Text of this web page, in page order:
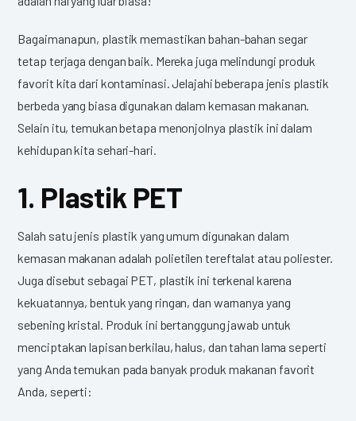
Bagaimanapun, plastik memastikan bahan-bahan segar
tetap terjaga dengan baik. Mereka juga melindungi produk
favorit kita dari kontaminasi. Jelajahi beberapa jenis plastik
berbeda yang biasa digunakan dalam kemasan makanan.
Selain itu, temukan betapa menonjolnya plastik ini dalam
kehidupan kita sehari-hari.
1. Plastik PET
Salah satu jenis plastik yang umum digunakan dalam
kemasan makanan adalah polietilen tereftalat atau poliester.
Juga disebut sebagai PET, plastik ini terkenal karena
kekuatannya, bentuk yang ringan, dan warnanya yang
sebening kristal. Produk ini bertanggung jawab untuk
menciptakan lapisan berkilau, halus, dan tahan lama seperti
yang Anda temukan pada banyak produk makanan favorit
Anda, seperti: